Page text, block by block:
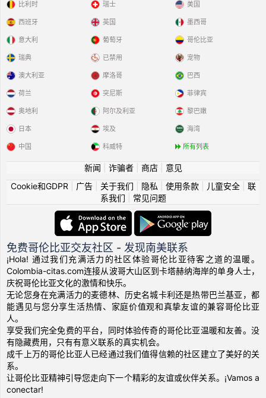
比利时
西班牙
意大利
瑞典
瑞士
英国
葡萄牙
已禁用
美国
墨西哥
哥伦比亚
宠物
澳大利亚
荷兰
奥地利
日本
中国
摩洛哥
突尼斯
阿尔及利亚
埃及
科威特
巴西
菲律宾
黎巴嫩
海湾
所有列表
新闻 诈骗者| 商店| 意见
Cookie和GDPR
广告| 关于我们 隐私 使用条款| 儿童安全| 联
系我们
常见问题
免费哥伦比亚交友社区 - 发现南美联系
¡Hola! 通过我们充满活力的社区体验哥伦比亚待客之道的温暖。
Colombia-citas.com连接从波哥大山区到卡塔赫纳海岸的单身人士，
庆祝哥伦比亚文化的激情和快乐。
无论您身在充满活力的麦德林、历史名城卡利还是热带巴兰基亚，都
能遇见与您分享生活热情、家庭价值观和真挚友谊的兼容哥伦比亚
人。
享受我们完全免费的平台，同时体验传奇的哥伦比亚温暖和友善。没
有隐藏费用，只有有意义联系的真实机会。
成千上万的哥伦比亚人已经通过我们值得信赖的社区建立了美好的关
系。
让哥伦比亚精神引导您走向下一个精彩的友谊或伙伴关系。¡Vamos a
conectar!